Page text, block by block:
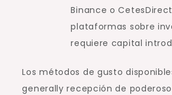
Binance o
plataformas sobre
requiere capital
Los métodos de gusto
generally recepción de